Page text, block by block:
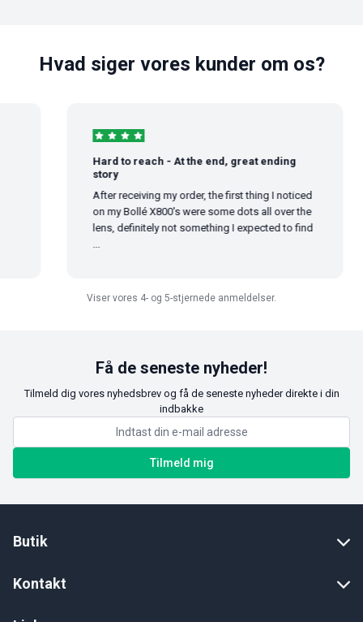
Hvad siger vores kunder om os?
Hard to reach - At the end, great ending
story
After receiving my order, the first thing I noticed
on my Bollé X800's were some dots all over the
lens, definitely not something I expected to find
Viser vores 4- og 5-stjernede anmeldelser.
Få de seneste nyheder!
Tilmeld dig vores nyhedsbrev og få de seneste nyheder direkte i din
indbakke
Tilmeld mig
Butik
Kontakt